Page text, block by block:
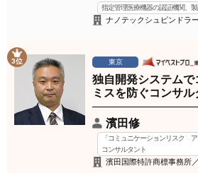
指定管理医療機器の認証機関、
ナノテックシュピンドラ
3位 東京
独自開発システム
ミスを防ぐコンサル
濱田修
「コミュニケーションリスク
コンサルタント
濱田国際特許商標事務所